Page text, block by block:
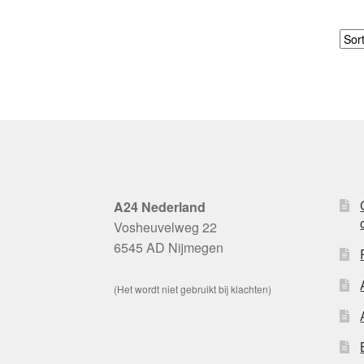
A24 Nederland
Vosheuvelweg 22
6545 AD Nijmegen
(Het wordt niet gebruikt bij klachten)